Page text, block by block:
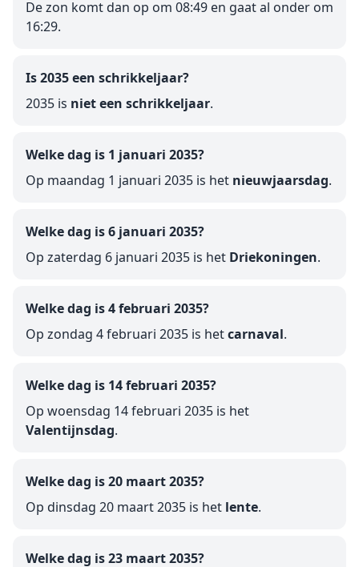
De zon komt dan op om 08:49 en gaat al onder om
16:29.
Is 2035 een schrikkeljaar?
2035 is niet een schrikkeljaar.
Welke dag is 1 januari 2035?
Op maandag 1 januari 2035 is het nieuwjaarsdag.
Welke dag is 6 januari 2035?
Op zaterdag 6 januari 2035 is het Driekoningen.
Welke dag is 4 februari 2035?
Op zondag 4 februari 2035 is hetcarnaval.
Welke dag is 14 februari 2035?
Op woensdag 14 februari 2035 is het
Valentijnsdag.
Welke dag is 20 maart 2035?
Op dinsdag 20 maart 2035 is het lente.
Welke dag is 23 maart 2035?